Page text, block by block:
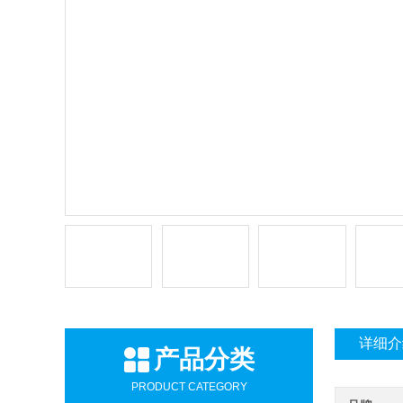
产品分类
PRODUCT CATEGORY
详细